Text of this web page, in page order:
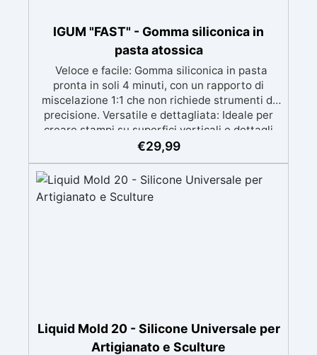
IGUM "FAST" - Gomma siliconica in
pasta atossica
Veloce e facile: Gomma siliconica in pasta
pronta in soli 4 minuti, con un rapporto di
miscelazione 1:1 che non richiede strumenti di
precisione. Versatile e dettagliata: Ideale per
creare stampi su superfici verticali e dettagli
intricati, compatibile con resine, gesso, cera,
Atossica e sicura: Formulazione inodore,
atossica e facile da maneggiare senza guanti o
mascherina. Alta resistenza e durabilità:
€29,99
Liquid Mold 20 - Silicone Universale per
Artigianato e Sculture